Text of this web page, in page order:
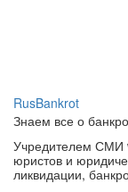
RusBankrot
Знаем все о
Учредителем СМИ
юристов и
ликвидации,